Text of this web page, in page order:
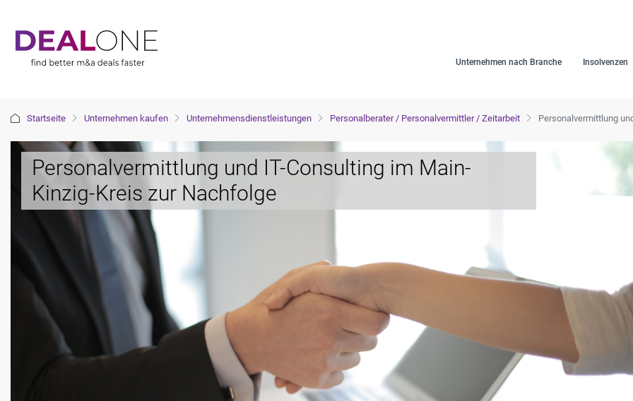
Unternehmen nach Branche Insolvenzen
Startseite Unternehmen kaufen Unternehmensdienstleistungen Personalberater / Personalvermittler / Zeitarbeit Personalvermittlung
Personalvermittlung und IT-Consulting im Main-
Kinzig-Kreis zur Nachfolge